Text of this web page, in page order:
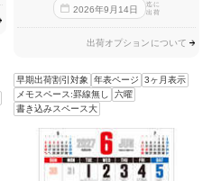
2026年9 月 14日
迄に
出荷
出荷オプションについて
早期出荷割引対象 年表ページ
3ヶ月表示
メモスペース:罫線無し
六曜
書き込みスペース大